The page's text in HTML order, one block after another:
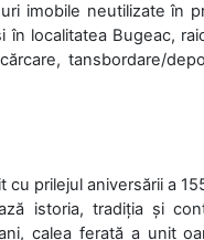
imobile neutilizate în
localitatea Bugeac,
tansbordare/
prilejul aniversării a
istoria, tradiția și
calea ferată a unit